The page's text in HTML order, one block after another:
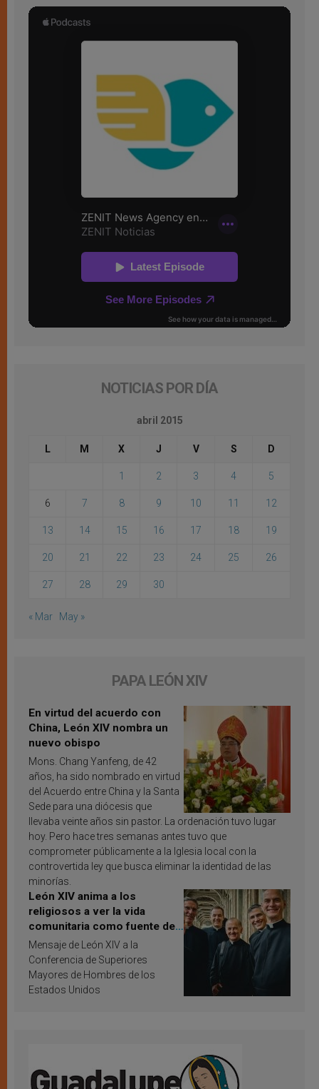
NOTICIAS POR DÍA
abril 2015
L M X J V S D
1 2 3 4 5
6 7 8 9 10 11 12
13 14 15 16 17 18 19
20 21 22 23 24 25 26
27 28 29 30
« Mar May »
PAPA LEÓN XIV
En virtud del acuerdo con
China, León XIV nombra un
nuevo obispo
Mons. Chang Yanfeng, de 42
años, ha sido nombrado en virtud
del Acuerdo entre China y la Santa
Sede para una diócesis que
llevaba veinte años sin pastor. La ordenación tuvo lugar
hoy. Pero hace tres semanas antes tuvo que
comprometer públicamente a la Iglesia local con la
controvertida ley que busca eliminar la identidad de las
minorías.
León XIV anima a los
religiosos a ver la vida
comunitaria como fuente de
inspiración y santificación
Mensaje de León XIV a la
Conferencia de Superiores
Mayores de Hombres de los
Estados Unidos